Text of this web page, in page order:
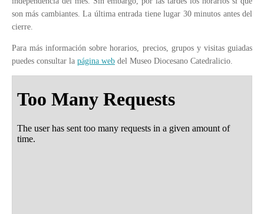
son más cambiantes. La última entrada tiene lugar 30 minutos antes del
cierre.
Para más información sobre horarios, precios, grupos y visitas guiadas
puedes consultar la página web del Museo Diocesano Catedralicio.